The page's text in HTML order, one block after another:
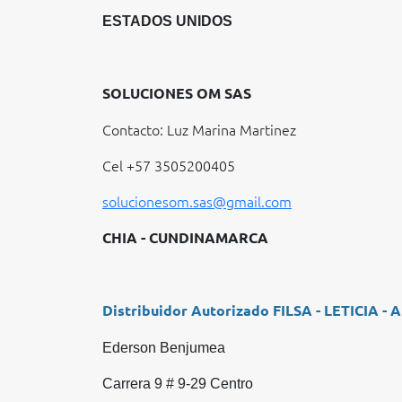
ESTADOS UNIDOS
SOLUCIONES OM SAS
Contacto: Luz Marina Martinez
Cel +57 3505200405
solucionesom.sas@gmail.com
CHIA - CUNDINAMARCA
Distribuidor Autorizado FILSA - LETICIA -
Ederson Benjumea
Carrera 9 # 9-29 Centro